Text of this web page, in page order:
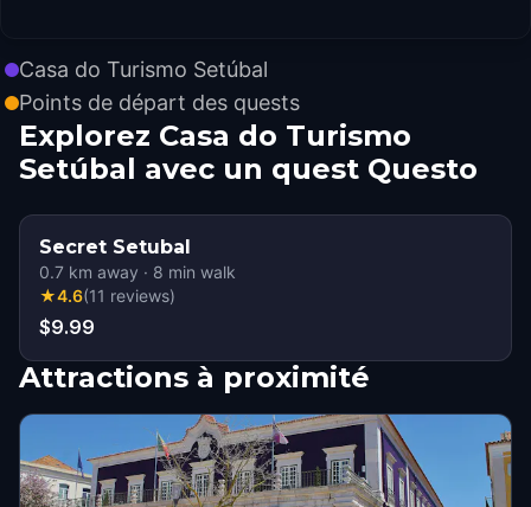
Casa do Turismo Setúbal
Points de départ des quests
Explorez Casa do Turismo
Setúbal avec un quest Questo
Secret Setubal
0.7 km away · 8 min walk
★4.6(11 reviews)
$9.99
Attractions à proximité